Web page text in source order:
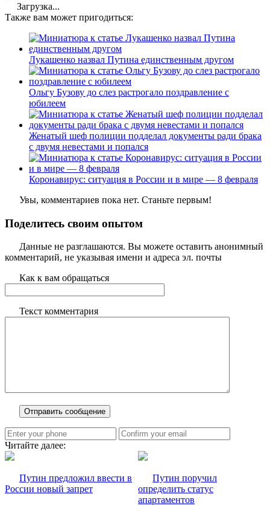
Загрузка...
Также вам может пригодиться:
Лукашенко назвал Путина единственным другом
Ольгу Бузову до слез растрогало поздравление с
юбилеем
Женатый шеф полиции подделал документы ради брака
с двумя невестами и попался
Коронавирус: ситуация в России и в мире — 8 февраля
Увы, комментариев пока нет. Станьте первым!
Поделитесь своим опытом
Данные не разглашаются. Вы можете оставить анонимный
комментарий, не указывая имени и адреса эл. почты
Как к вам обращаться
Текст комментария
Читайте далее:
Путин предложил ввести в
России новый запрет
Путин поручил
определить статус
апартаментов